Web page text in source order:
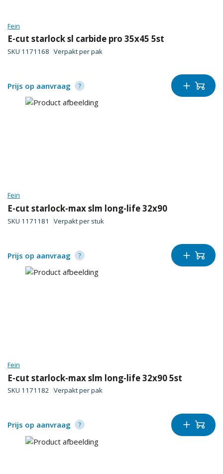
Fein
E-cut starlock sl carbide pro 35x45 5st
SKU 1171168 Verpakt perpak
Prijs op aanvraag
Fein
E-cut starlock-max slm long-life 32x90
SKU 1171181 Verpakt per stuk
Prijs op aanvraag
Fein
E-cut starlock-max slm long-life 32x90 5st
SKU 1171182 Verpakt perpak
Prijs op aanvraag